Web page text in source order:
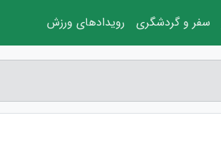
سفر و گردشگری رویدادهای ورزش